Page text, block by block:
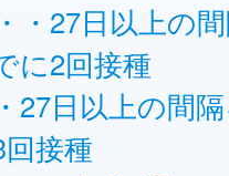
・27日以上の
に2回接種
27日以上の間
接種